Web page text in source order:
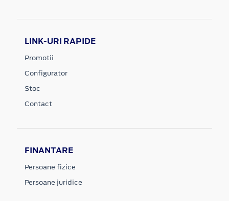
LINK-URI RAPIDE
Promotii
Configurator
Stoc
Contact
FINANTARE
Persoane fizice
Persoane juridice